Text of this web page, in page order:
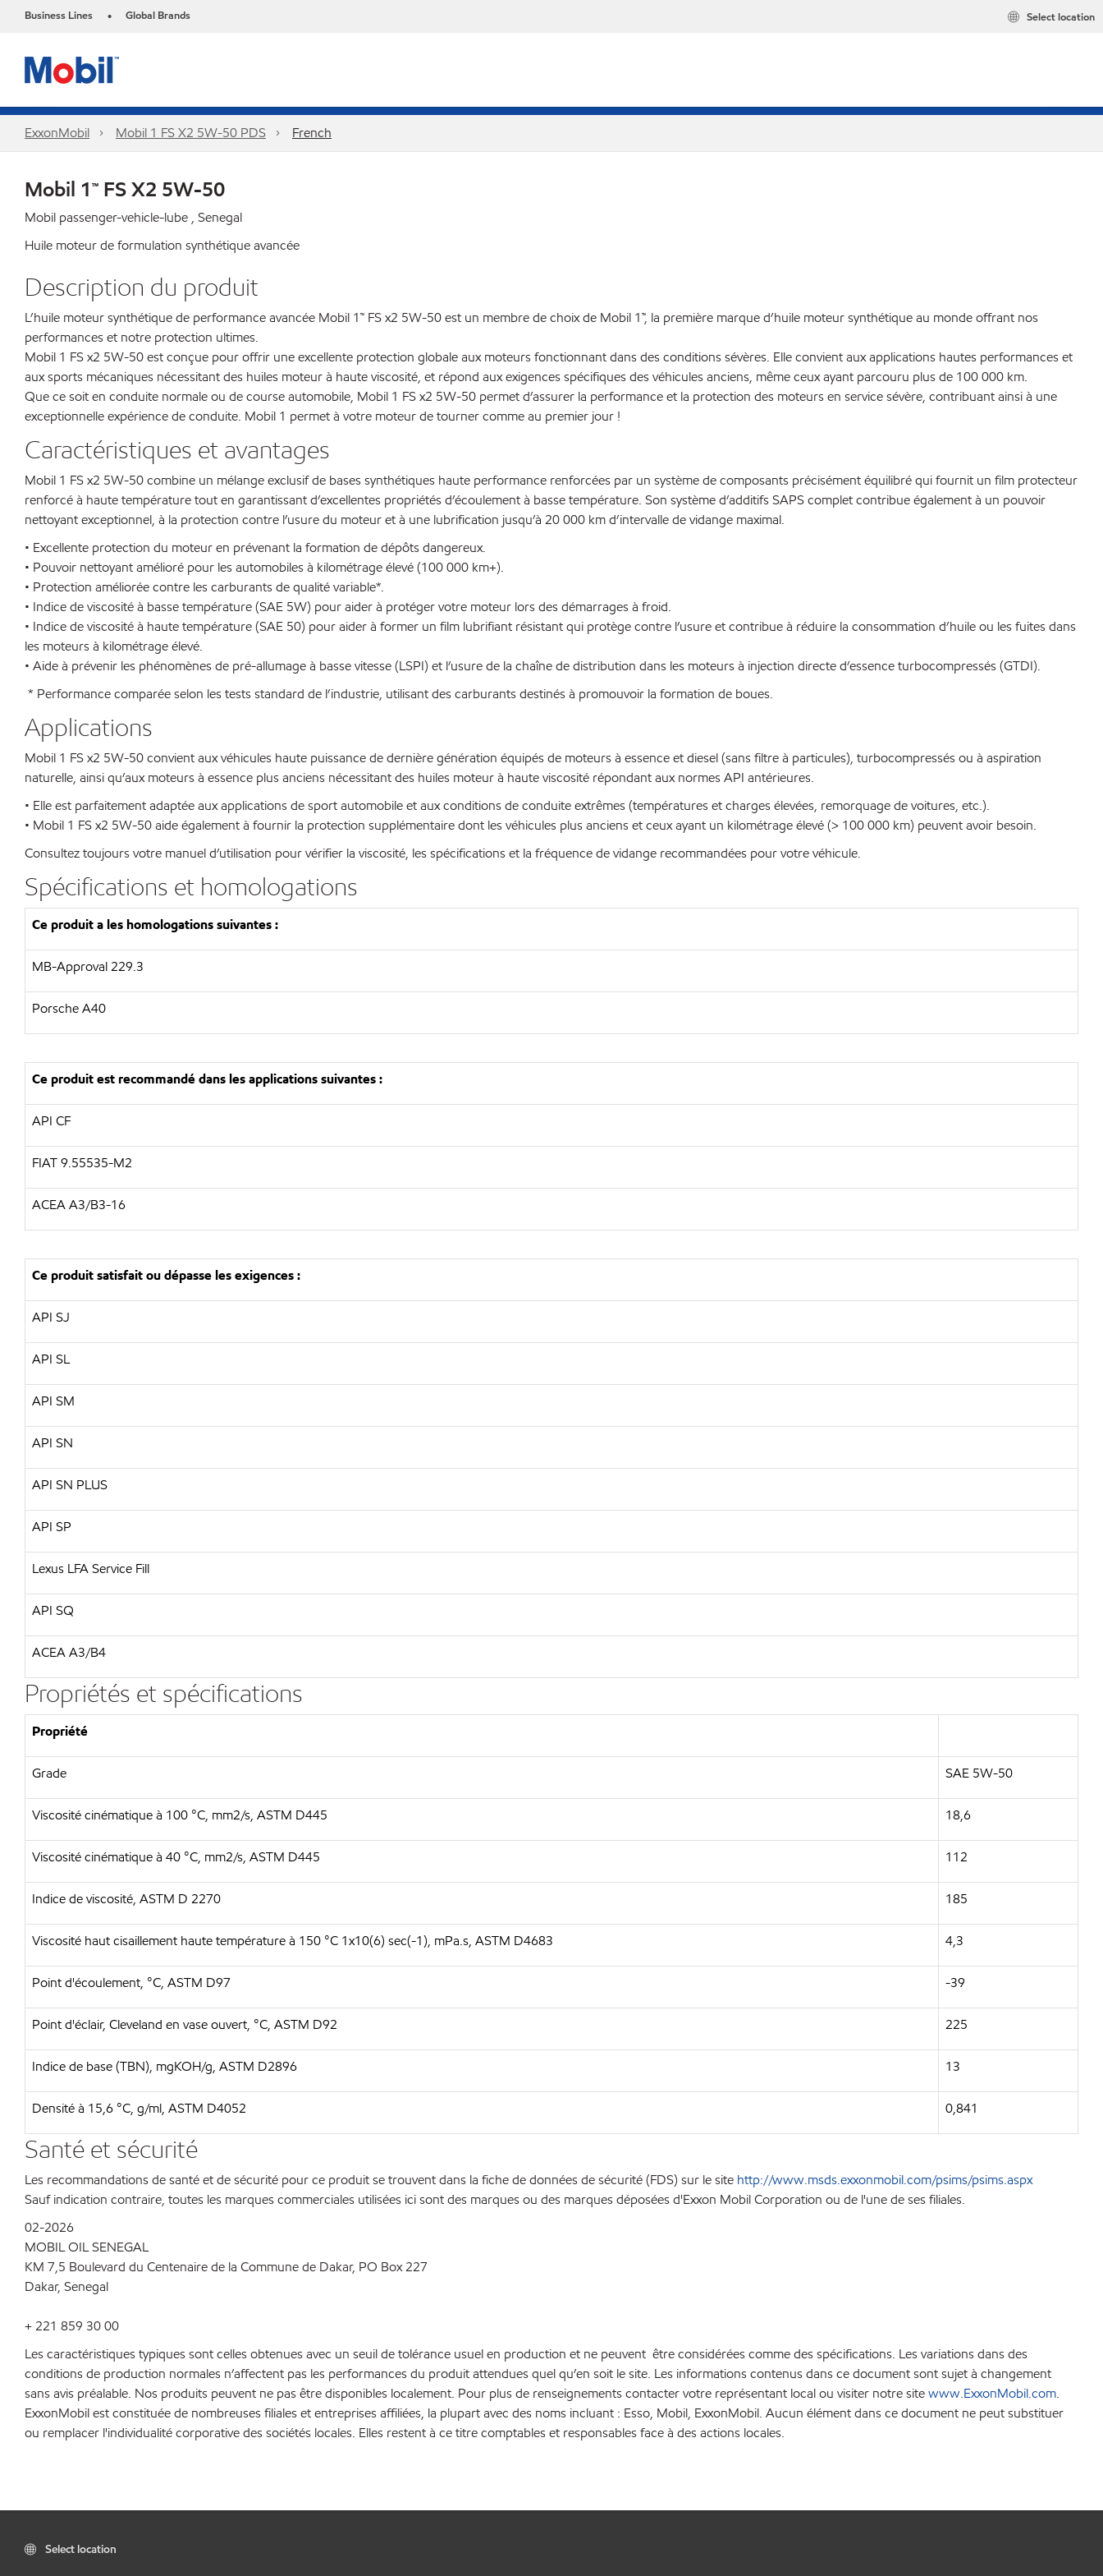
Business Lines • Global Brands Select location
ExxonMobil Mobil 1 FS X2 5W-50 PDS French
Mobil 1™ FS X2 5W-50
Mobil passenger-vehicle-lube , Senegal
Huile moteur de formulation synthétique avancée
Description du produit
L’huile moteur synthétique de performance avancée Mobil 1™ FS x2 5W-50 est un membre de choix de Mobil 1™, la première marque d’huile moteur synthétique au monde offrant nos
performances et notre protection ultimes.
Mobil 1 FS x2 5W-50 est conçue pour offrir une excellente protection globale aux moteurs fonctionnant dans des conditions sévères. Elle convient aux applications hautes performances et
aux sports mécaniques nécessitant des huiles moteur à haute viscosité, et répond aux exigences spécifiques des véhicules anciens, même ceux ayant parcouru plus de 100 000 km.
Que ce soit en conduite normale ou de course automobile, Mobil 1 FS x2 5W-50 permet d’assurer la performance et la protection des moteurs en service sévère, contribuant ainsi à une
exceptionnelle expérience de conduite. Mobil 1 permet à votre moteur de tourner comme au premier jour !
Caractéristiques et avantages
Mobil 1 FS x2 5W-50 combine un mélange exclusif de bases synthétiques haute performance renforcées par un système de composants précisément équilibré qui fournit un film protecteur
renforcé à haute température tout en garantissant d’excellentes propriétés d’écoulement à basse température. Son système d’additifs SAPS complet contribue également à un pouvoir
nettoyant exceptionnel, à la protection contre l’usure du moteur et à une lubrification jusqu’à 20 000 km d’intervalle de vidange maximal.
• Excellente protection du moteur en prévenant la formation de dépôts dangereux.
• Pouvoir nettoyant amélioré pour les automobiles à kilométrage élevé (100 000 km+).
• Protection améliorée contre les carburants de qualité variable*.
• Indice de viscosité à basse température (SAE 5W) pour aider à protéger votre moteur lors des démarrages à froid.
• Indice de viscosité à haute température (SAE 50) pour aider à former un film lubrifiant résistant qui protège contre l’usure et contribue à réduire la consommation d’huile ou les fuites dans
les moteurs à kilométrage élevé.
• Aide à prévenir les phénomènes de pré-allumage à basse vitesse (LSPI) et l’usure de la chaîne de distribution dans les moteurs à injection directe d’essence turbocompressés (GTDI).
* Performance comparée selon les tests standard de l’industrie, utilisant des carburants destinés à promouvoir la formation de boues.
Applications
Mobil 1 FS x2 5W-50 convient aux véhicules haute puissance de dernière génération équipés de moteurs à essence et diesel (sans filtre à particules), turbocompressés ou à aspiration
naturelle, ainsi qu’aux moteurs à essence plus anciens nécessitant des huiles moteur à haute viscosité répondant aux normes API antérieures.
• Elle est parfaitement adaptée aux applications de sport automobile et aux conditions de conduite extrêmes (températures et charges élevées, remorquage de voitures, etc.).
• Mobil 1 FS x2 5W-50 aide également à fournir la protection supplémentaire dont les véhicules plus anciens et ceux ayant un kilométrage élevé (> 100 000 km) peuvent avoir besoin.
Consultez toujours votre manuel d’utilisation pour vérifier la viscosité, les spécifications et la fréquence de vidange recommandées pour votre véhicule.
Spécifications et homologations
Ce produit a les homologations suivantes :
MB-Approval 229.3
Porsche A40
Ce produit est recommandé dans les applications suivantes :
API CF
FIAT 9.55535-M2
ACEA A3/B3-16
Ce produit satisfait ou dépasse les exigences :
API SJ
API SL
API SM
API SN
API SN PLUS
API SP
Lexus LFA Service Fill
API SQ
ACEA A3/B4
Propriétés et spécifications
Propriété
Grade SAE 5W-50
Viscosité cinématique à 100 °C, mm2/s, ASTM D445 18,6
Viscosité cinématique à 40 °C, mm2/s, ASTM D445 112
Indice de viscosité, ASTM D 2270 185
Viscosité haut cisaillement haute température à 150 °C 1x10(6) sec(-1), mPa.s, ASTM D4683 4,3
Point d'écoulement, °C, ASTM D97 -39
Point d'éclair, Cleveland en vase ouvert, °C, ASTM D92 225
Indice de base (TBN), mgKOH/g, ASTM D2896 13
Densité à 15,6 °C, g/ml, ASTM D4052 0,841
Santé et sécurité
Les recommandations de santé et de sécurité pour ce produit se trouvent dans la fiche de données de sécurité (FDS) sur le site http://www.msds.exxonmobil.com/psims/psims.aspx
Sauf indication contraire, toutes les marques commerciales utilisées ici sont des marques ou des marques déposées d'Exxon Mobil Corporation ou de l'une de ses filiales.
02-2026
MOBIL OIL SENEGAL
KM 7,5 Boulevard du Centenaire de la Commune de Dakar, PO Box 227
Dakar, Senegal
+ 221 859 30 00
Les caractéristiques typiques sont celles obtenues avec un seuil de tolérance usuel en production et ne peuvent être considérées comme des spécifications. Les variations dans des
conditions de production normales n’affectent pas les performances du produit attendues quel qu’en soit le site. Les informations contenus dans ce document sont sujet à changement
sans avis préalable. Nos produits peuvent ne pas être disponibles localement. Pour plus de renseignements contacter votre représentant local ou visiter notre sitewww.ExxonMobil.com.
ExxonMobil est constituée de nombreuses filiales et entreprises affiliées, la plupart avec des noms incluant : Esso, Mobil, ExxonMobil. Aucun élément dans ce document ne peut substituer
ou remplacer l'individualité corporative des sociétés locales. Elles restent à ce titre comptables et responsables face à des actions locales.
Select location